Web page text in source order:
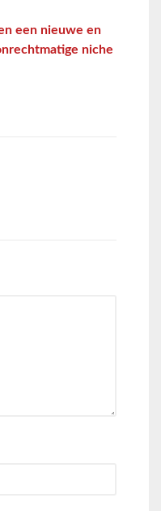
een nieuwe en
niche